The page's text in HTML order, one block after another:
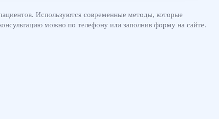
Используются современные методы, которые
можно по телефону или заполнив форму на сайте.